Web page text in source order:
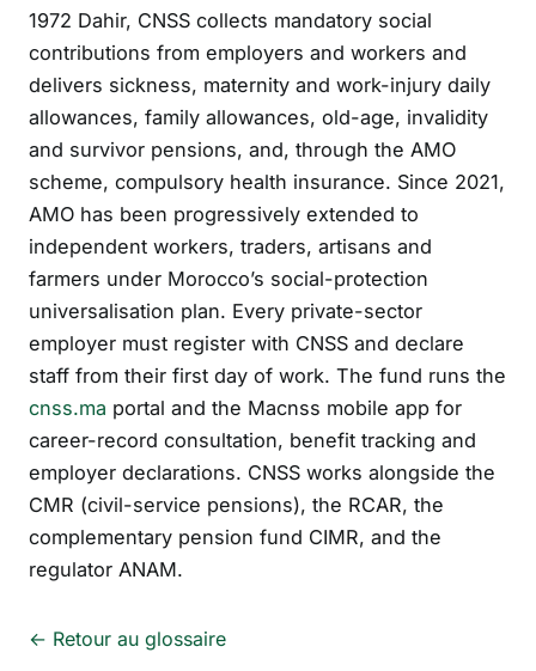
1972 Dahir, CNSS collects mandatory social
contributions from employers and workers and
delivers sickness, maternity and work-injury daily
allowances, family allowances, old-age, invalidity
and survivor pensions, and, through the AMO
scheme, compulsory health insurance. Since 2021,
AMO has been progressively extended to
independent workers, traders, artisans and
farmers under Morocco’s social-protection
universalisation plan. Every private-sector
employer must register with CNSS and declare
staff from their first day of work. The fund runs the
cnss.ma portal and the Macnss mobile app for
career-record consultation, benefit tracking and
employer declarations. CNSS works alongside the
CMR (civil-service pensions), the RCAR, the
complementary pension fund CIMR, and the
regulator ANAM.
← Retour au glossaire